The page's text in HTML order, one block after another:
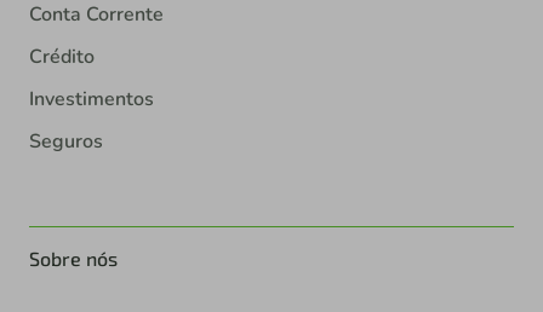
Conta Corrente
Crédito
Investimentos
Seguros
Sobre nós